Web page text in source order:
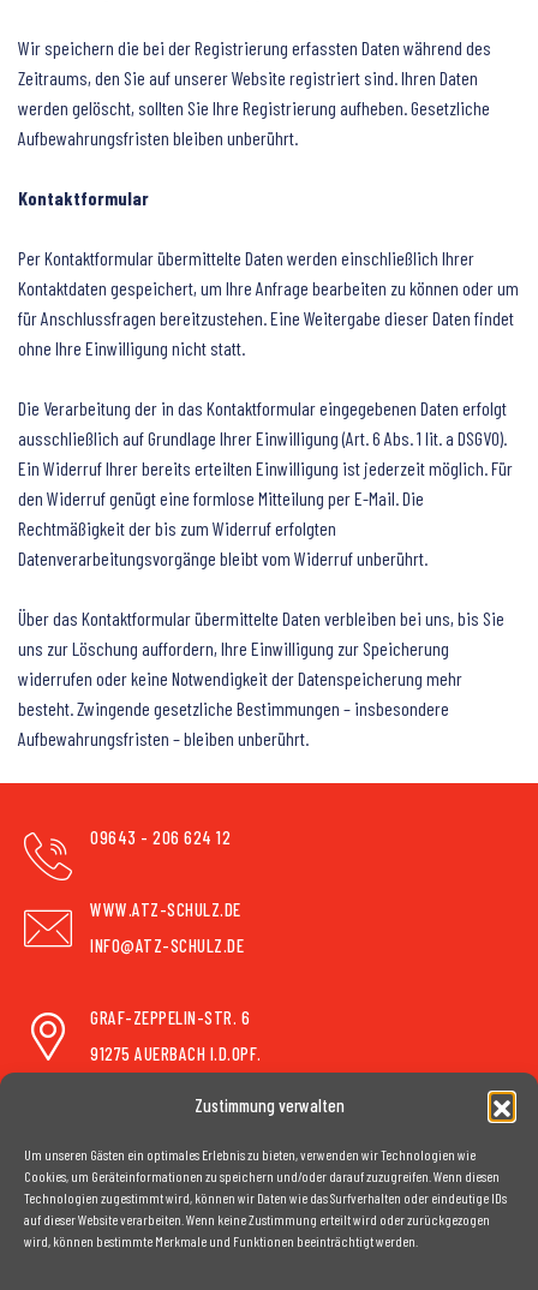
Zustimmung verwalten
Um unseren Gästen ein optimales Erlebnis zu bieten, verwenden wir Technologien wie
Cookies, um Geräteinformationen zu speichern und/oder darauf zuzugreifen. Wenn diesen
Technologien zugestimmt wird, können wir Daten wie das Surfverhalten oder eindeutige IDs
auf dieser Website verarbeiten. Wenn keine Zustimmung erteilt wird oder zurückgezogen
wird, können bestimmte Merkmale und Funktionen beeinträchtigt werden.
Wir speichern die bei der Registrierung erfassten Daten während des
Zeitraums, den Sie auf unserer Website registriert sind. Ihren Daten
werden gelöscht, sollten Sie Ihre Registrierung aufheben. Gesetzliche
Aufbewahrungsfristen bleiben unberührt.
Kontaktformular
Per Kontaktformular übermittelte Daten werden einschließlich Ihrer
Kontaktdaten gespeichert, um Ihre Anfrage bearbeiten zu können oder um
für Anschlussfragen bereitzustehen. Eine Weitergabe dieser Daten findet
ohne Ihre Einwilligung nicht statt.
Die Verarbeitung der in das Kontaktformular eingegebenen Daten erfolgt
ausschließlich auf Grundlage Ihrer Einwilligung (Art. 6 Abs. 1 lit. a DSGVO).
Ein Widerruf Ihrer bereits erteilten Einwilligung ist jederzeit möglich. Für
den Widerruf genügt eine formlose Mitteilung per E-Mail. Die
Rechtmäßigkeit der bis zum Widerruf erfolgten
Datenverarbeitungsvorgänge bleibt vom Widerruf unberührt.
Über das Kontaktformular übermittelte Daten verbleiben bei uns, bis Sie
uns zur Löschung auffordern, Ihre Einwilligung zur Speicherung
widerrufen oder keine Notwendigkeit der Datenspeicherung mehr
besteht. Zwingende gesetzliche Bestimmungen – insbesondere
Aufbewahrungsfristen – bleiben unberührt.
09643 - 206 624 12
WWW.ATZ-SCHULZ.DE
INFO@ATZ-SCHULZ.DE
GRAF-ZEPPELIN-STR. 6
91275 AUERBACH I.D.OPF.
ATZ Schulz GmbH, 2025|Webdesign: b media, Bayreuth
Impressum